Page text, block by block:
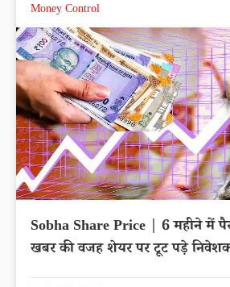
Money Control
Sobha Share Price | 6 महीने में
खबर की वजह शेयर पर टूट पड़े